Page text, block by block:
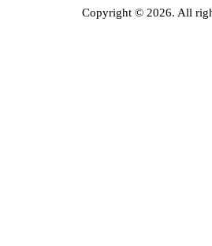
Copyright © 2026. All